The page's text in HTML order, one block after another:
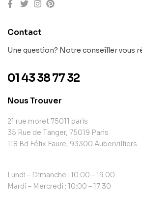
Contact
Une question? Notre conseiller vous
01 43 38 77 32
Nous Trouver
21 rue moret 75011 paris
35 Rue de Tanger, 75019 Paris
118 Bd Félix Faure, 93300 Aubervilliers
Lundi – Dimanche : 10:00 – 19:00
Mardi – Mercredi : 10:00 – 17:30